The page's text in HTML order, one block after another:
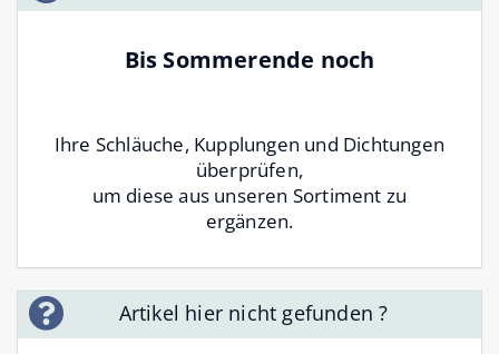
Bis Sommerende noch
Ihre Schläuche, Kupplungen und Dichtungen
überprüfen,
um diese aus unseren Sortiment zu
ergänzen.
Artikel hier nicht gefunden ?